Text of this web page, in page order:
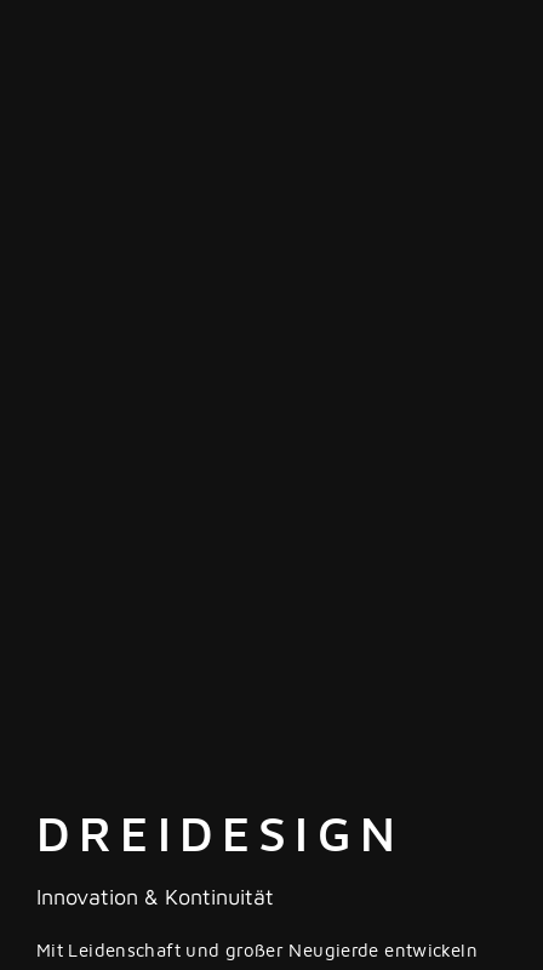
DREIDESIGN
Innovation & Kontinuität
Mit Leidenschaft und großer Neugierde entwickeln